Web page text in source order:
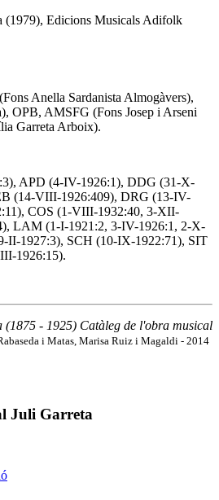
(1979), Edicions Musicals Adifolk
Anella Sardanista Almogàvers),
OPB, AMSFG (Fons Josep i Arseni
Garreta Arboix).
APD (4-IV-1926:1), DDG (31-X-
(14-VIII-1926:409), DRG (13-IV-
COS (1-VIII-1932:40, 3-XII-
LAM (1-I-1921:2, 3-IV-1926:1, 2-X-
II-1927:3), SCH (10-IX-1922:71), SIT
1926:15).
(1875 - 1925) Catàleg de l'obra musical
i Matas, Marisa Ruiz i Magaldi - 2014
Juli Garreta